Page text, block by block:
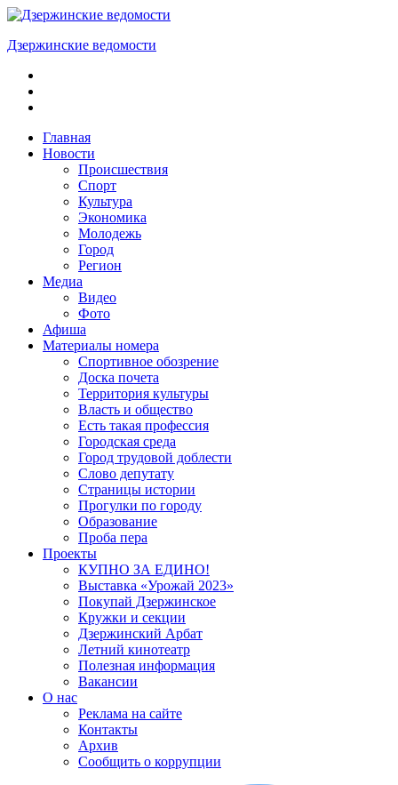
Skip
content
Дзержинские ведомости
ОБЩЕСТВЕННО-
ПОЛИТИЧЕСКАЯ
ГАЗЕТАГлавная
Новости
Происшествия
Спорт
Культура
Экономика
Молодежь
Город
Регион
Медиа
Видео
Фото
Афиша
Материалы номера
Спортивное обозрение
Доска почета
Территория культуры
Власть и общество
Есть такая профессия
Городская среда
Город трудовой доблести
Слово депутату
Страницы истории
Прогулки по городу
Образование
Проба пера
Проекты
КУПНО ЗА ЕДИНО!
Выставка «Урожай 2023»
Покупай Дзержинское
Кружки и секции
Дзержинский Арбат
Летний кинотеатр
Полезная информация
Вакансии
О нас
Реклама на сайте
Контакты
Архив
Сообщить о коррупции